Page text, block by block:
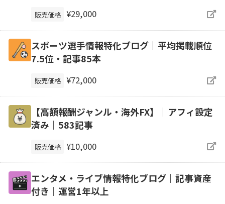
販売価格 ¥29,000
スポーツ選手情報特化ブログ｜平均掲載順位
7.5位・記事85本
販売価格 ¥72,000
【高額報酬ジャンル・海外FX】｜アフィ設定
済み｜583記事
販売価格 ¥10,000
エンタメ・ライブ情報特化ブログ｜記事資産
付き｜運営1年以上